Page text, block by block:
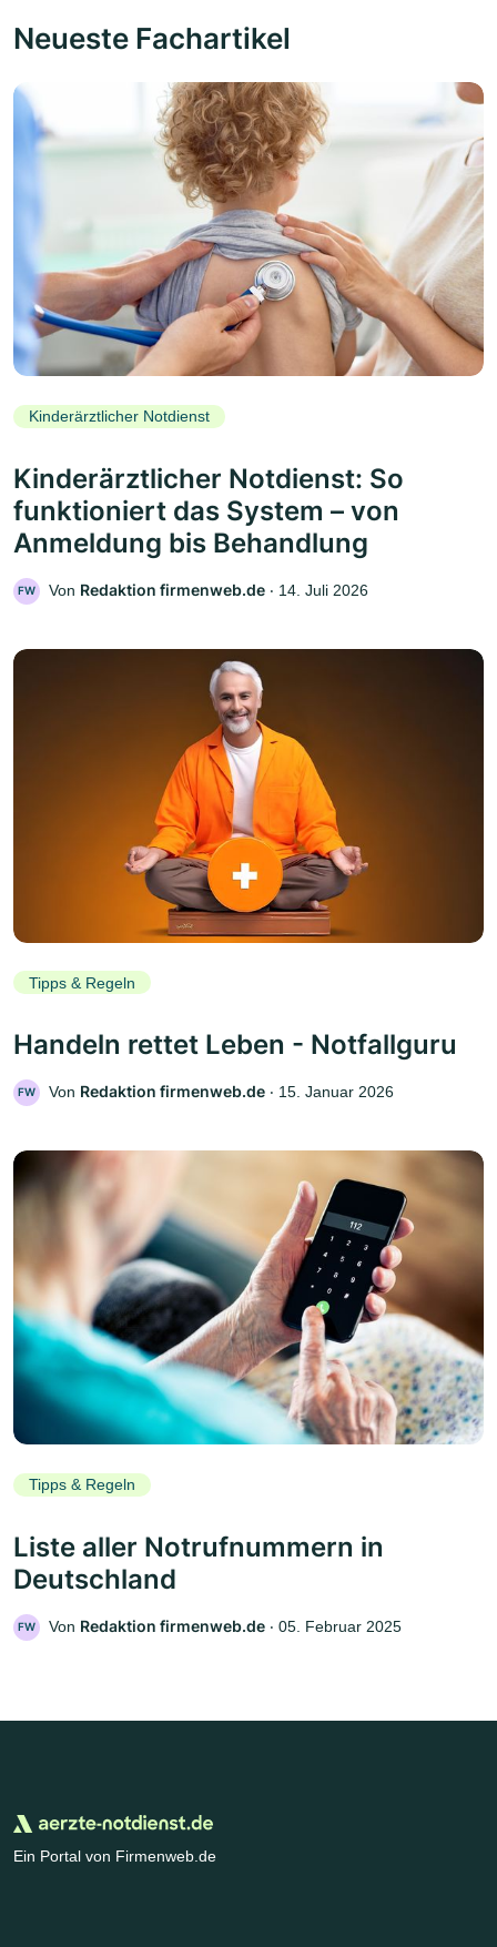
Neueste Fachartikel
Kinderärztlicher Notdienst
Kinderärztlicher Notdienst: So
funktioniert das System – von
Anmeldung bis Behandlung
FW Von Redaktion firmenweb.de ‧ 14. Juli 2026
Tipps & Regeln
Handeln rettet Leben - Notfallguru
FW Von Redaktion firmenweb.de ‧ 15. Januar 2026
Tipps & Regeln
Liste aller Notrufnummern in
Deutschland
FW Von Redaktion firmenweb.de ‧ 05. Februar 2025
Ein Portal von Firmenweb.de